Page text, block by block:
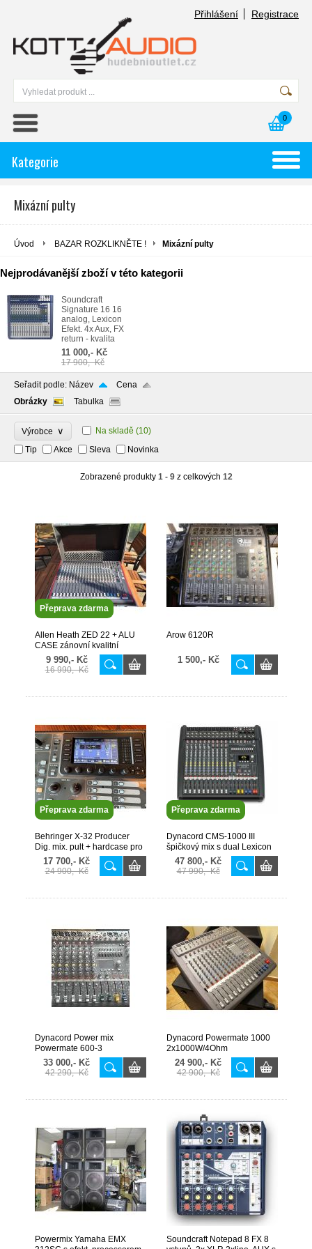
Přihlášení Registrace
0
Kategorie
Mixázní pulty
Úvod BAZAR ROZKLIKNĚTE ! Mixázní pulty
Nejprodávanější zboží v této kategorii
Soundcraft
Signature 16 16
analog, Lexicon
Efekt. 4x Aux, FX
return - kvalita
11 000,- Kč
17 900,- Kč
Seřadit podle: Název
Cena
Obrázky
Tabulka
Výrobce ∨ Na skladě (10)
Tip
Akce Sleva Novinka
Zobrazené produkty 1 - 9z celkových 12
Přeprava zdarma
Allen Heath ZED 22 + ALU
CASE zánovní kvalitní
analog. mix 4xAux zánovní
9 990,- Kč
16 990,- Kč
Arow 6120R
1 500,- Kč
Přeprava zdarma
Behringer X-32 Producer
Dig. mix. pult + hardcase pro
něj zánovní stav
17 700,- Kč
24 900,- Kč
Přeprava zdarma
Dynacord CMS-1000 III
špičkový mix s dual Lexicon
Efektem NEW!
47 800,- Kč
47 990,- Kč
Dynacord Power mix
Powermate 600-3
33 000,- Kč
42 290,- Kč
Dynacord Powermate 1000
2x1000W/4Ohm
24 900,- Kč
42 900,- Kč
Powermix Yamaha EMX
Soundcraft Notepad 8 FX 8